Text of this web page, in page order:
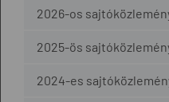
2026-os
2025-ös
2024-es